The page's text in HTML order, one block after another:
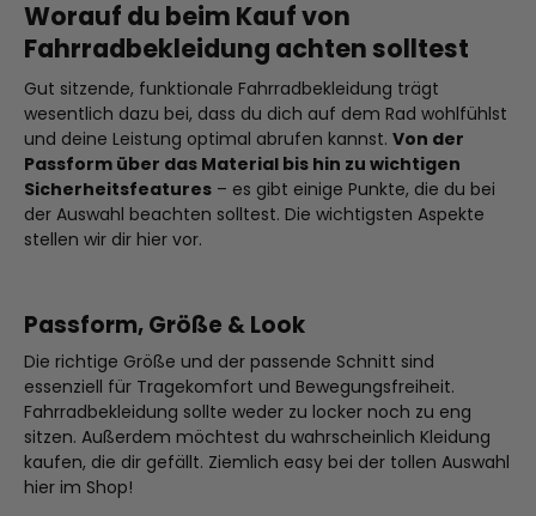
Worauf du beim Kauf von
Fahrradbekleidung achten solltest
Gut sitzende, funktionale Fahrradbekleidung trägt
wesentlich dazu bei, dass du dich auf dem Rad wohlfühlst
und deine Leistung optimal abrufen kannst. Von der
Passform über das Material bis hin zu wichtigen
Sicherheitsfeatures – es gibt einige Punkte, die du bei
der Auswahl beachten solltest. Die wichtigsten Aspekte
stellen wir dir hier vor.
Passform, Größe & Look
Die richtige Größe und der passende Schnitt sind
essenziell für Tragekomfort und Bewegungsfreiheit.
Fahrradbekleidung sollte weder zu locker noch zu eng
sitzen. Außerdem möchtest du wahrscheinlich Kleidung
kaufen, die dir gefällt. Ziemlich easy bei der tollen Auswahl
hier im Shop!